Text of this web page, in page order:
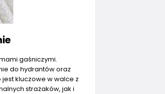
gaśniczymi.
do hydrantów oraz
kluczowe w walce z
strażaków, jak i